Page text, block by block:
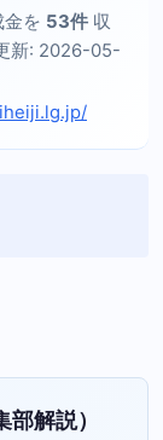
を 53件 収
新: 2026-05-
解説）